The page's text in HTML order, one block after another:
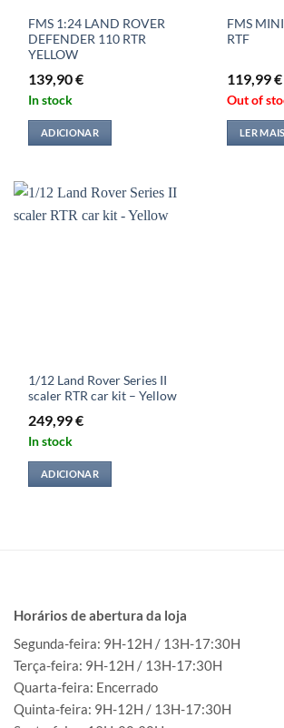
FMS 1:24 LAND ROVER
DEFENDER 110 RTR
YELLOW
139,90€
In stock
ADICIONAR
FMS
RTF
119,99€
Out of
LER MAIS
1/12 Land Rover Series II
scaler RTR car kit – Yellow
249,99€
In stock
ADICIONAR
Horários de abertura da loja
Segunda-feira: 9H-12H / 13H-17:30H
Terça-feira: 9H-12H / 13H-17:30H
Quarta-feira: Encerrado
Quinta-feira: 9H-12H / 13H-17:30H